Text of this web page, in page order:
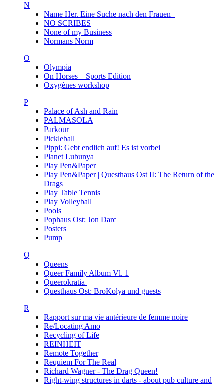
N
Name Her. Eine Suche nach den Frauen+
NO SCRIBES
None of my Business
Normans Norm
O
Olympia
On Horses – Sports Edition
Oxygènes workshop
P
Palace of Ash and Rain
PALMASOLA
Parkour
Pickleball
Pippi: Gebt endlich auf! Es ist vorbei
Planet Lubunya
Play Pen&Paper
Play Pen&Paper | Questhaus Ost II: The Return of the
Drags
Play Table Tennis
Play Volleyball
Pools
Pophaus Ost: Jon Darc
Posters
Pump
Q
Queens
Queer Family Album Vl. 1
Queerokratia
Questhaus Ost: BroKolya und guests
R
Rapport sur ma vie antérieure de femme noire
Re/Locating Amo
Recycling of Life
REINHEIT
Remote Together
Requiem For The Real
Richard Wagner - The Drag Queen!
Right-wing structures in darts - about pub culture and